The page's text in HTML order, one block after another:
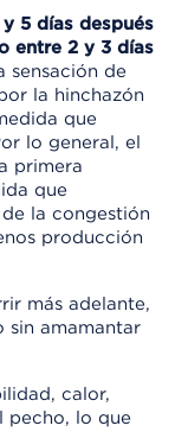
5 días después
entre 2 y 3 días
sensación de
la hinchazón
que
lo general, el
primera
que
la congestión
producción
más adelante,
sin amamantar
calor,
pecho, lo que